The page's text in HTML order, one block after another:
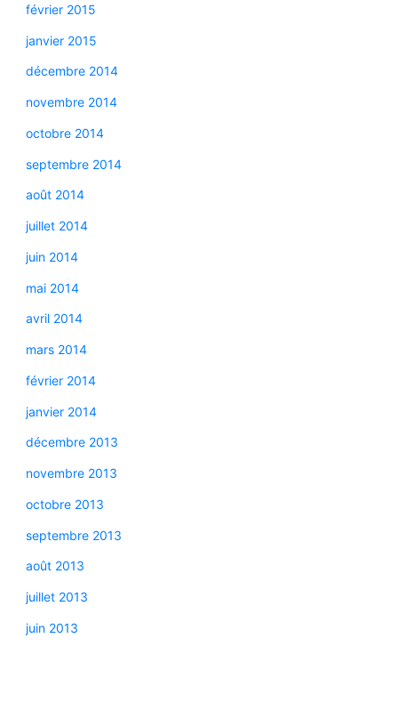
février 2015
janvier 2015
décembre 2014
novembre 2014
octobre 2014
septembre 2014
août 2014
juillet 2014
juin 2014
mai 2014
avril 2014
mars 2014
février 2014
janvier 2014
décembre 2013
novembre 2013
octobre 2013
septembre 2013
août 2013
juillet 2013
juin 2013